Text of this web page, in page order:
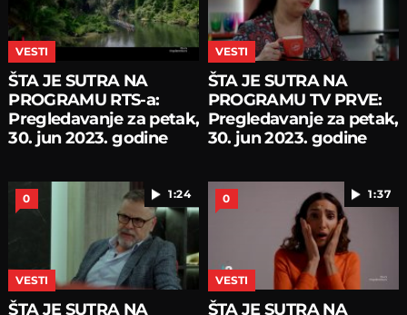
VESTI
ŠTA JE SUTRA NA
PROGRAMU RTS-a:
Pregledavanje za petak,
30. jun 2023. godine
VESTI
ŠTA JE SUTRA NA
PROGRAMU TV PRVE:
Pregledavanje za petak,
30. jun 2023. godine
1:24
0
VESTI
ŠTA JE SUTRA NA
1:37
0
VESTI
ŠTA JE SUTRA NA